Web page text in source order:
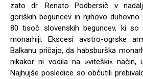
zato dr. Renato Podbersič v
goriških beguncev in njihovo duhovno
80 tisoč slovenskih beguncev, ki
monar­hiji. Ekscesi avstro-ogrske
Balkanu pričajo, da habsburška
nikakor ni vodila na »viteški« način,
Najhujše posledice so občutili